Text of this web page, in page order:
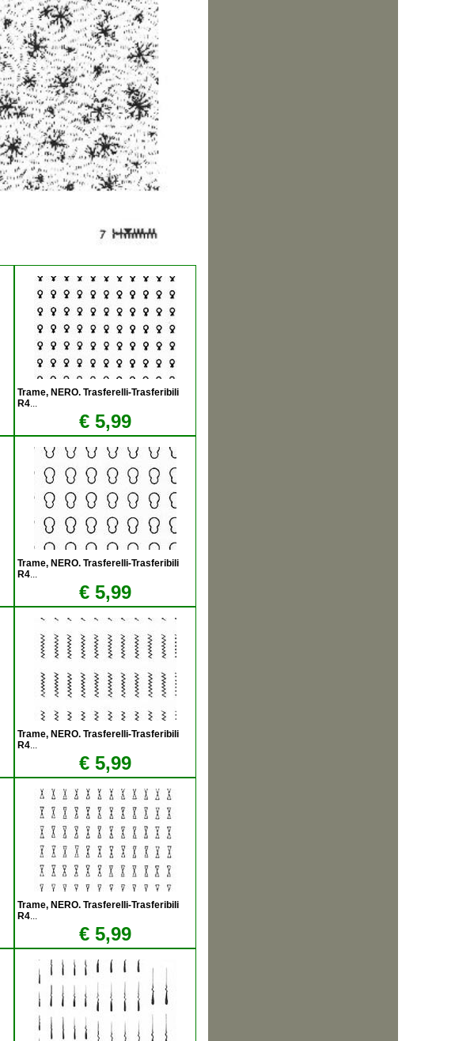
Trame, NERO. Trasferelli-Trasferibili
R4...
€ 5,99
Trame, NERO. Trasferelli-Trasferibili
R4...
€ 5,99
Trame, NERO. Trasferelli-Trasferibili
R4...
€ 5,99
Trame, NERO. Trasferelli-Trasferibili
R4...
€ 5,99